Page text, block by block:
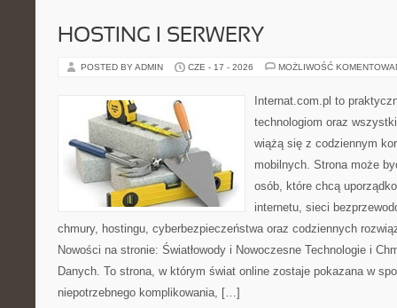
HOSTING I SERWERY
POSTED BY ADMIN CZE - 17 - 2026 MOŻLIWOŚĆ
Internat.com.pl to
technologiom oraz
wiążą się z codziennym
mobilnych. Strona może
osób, które chcą
internetu, sieci
chmury, hostingu, cyberbezpieczeństwa oraz codziennych
Nowości na stronie: Światłowody i Nowoczesne Technologie i
Danych. To strona, w którym świat online zostaje pokazana w
niepotrzebnego komplikowania, […]